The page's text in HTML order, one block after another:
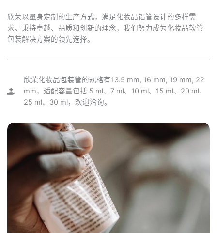
欣荣以量身定制的生产方式，满足化妆品铝管设计的多样需
求。秉持卓越、品质和创新的理念，我们努力成为化妆品软管
包装解决方案的领先选择。
欣荣化妆品包装管的规格有13.5 mm, 16 mm, 19 mm, 22
mm，适配容量包括 5 ml、7 ml、10 ml、15 ml、20 ml、
25 ml、30 ml，欢迎洽询。